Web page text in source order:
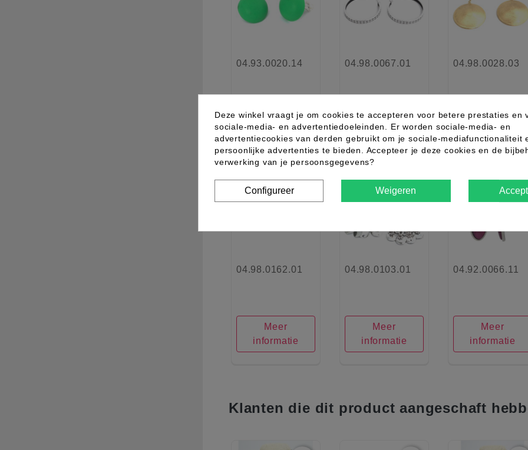
04.93.0020.14
Meer
informatie
04.98.0067.01
Meer
informatie
04.98.0028.03
Meer
informatie
Nieuw
04.98.0162.01
Meer
informatie
favorite_border
04.98.0103.01
Meer
informatie
favorite_border
04.92.0066.11
Meer
informatie
Klanten die dit product aangeschaft
Deze winkel vraagt je om cookies te accepteren voor betere prestaties en
sociale-media- en advertentiedoeleinden. Er worden sociale-media- en
advertentiecookies van derden gebruikt om je sociale-mediafunctionaliteit
persoonlijke advertenties te bieden. Accepteer je deze cookies en de
verwerking van je persoonsgegevens?
Configureer Weigeren